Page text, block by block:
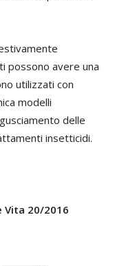
possono avere una
utilizzati con
modelli
delle
insetticidi.
20/2016